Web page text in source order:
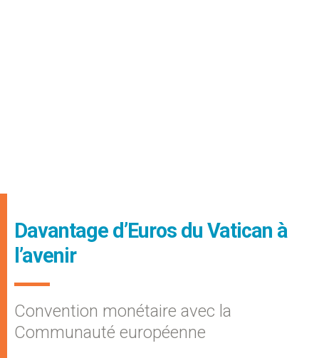
Davantage d’Euros du Vatican à
l’avenir
Convention monétaire avec la
Communauté européenne